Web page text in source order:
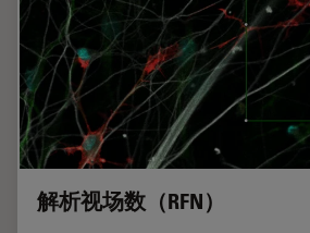
解析视场数（RFN）